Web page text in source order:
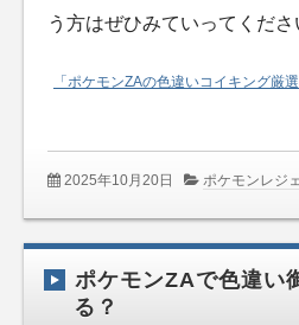
う方はぜひみていってくださ
「ポケモンZAの色違いコイキング厳
2025年10月20日 ポケモンレジ
ポケモンZAで色違い
る？